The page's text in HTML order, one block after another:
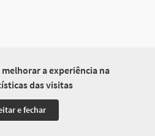
a experiência na
das visitas
e fechar